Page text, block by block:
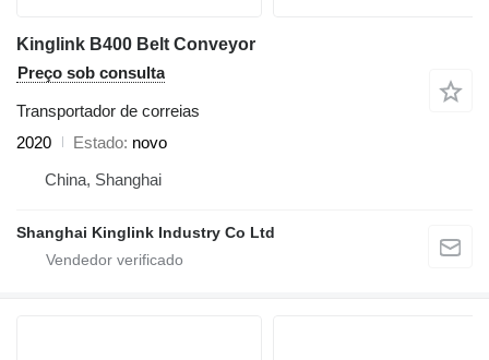
Kinglink B400 Belt Conveyor
Preço sob consulta
Transportador de correias
2020
Estado novo
China, Shanghai
Shanghai Kinglink Industry Co Ltd